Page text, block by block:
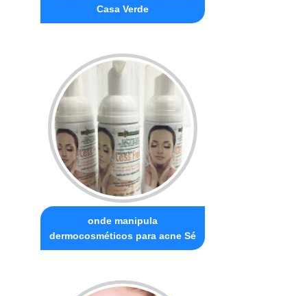
Casa Verde
onde manipula
dermocosméticos para acne Sé